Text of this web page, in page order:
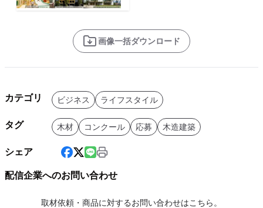
画像一括ダウンロード
カテゴリ ビジネス ライフスタイル
タグ 木材 コンクール 応募 木造建築
シェア
配信企業へのお問い合わせ
取材依頼・商品に対するお問い合わせはこちら。